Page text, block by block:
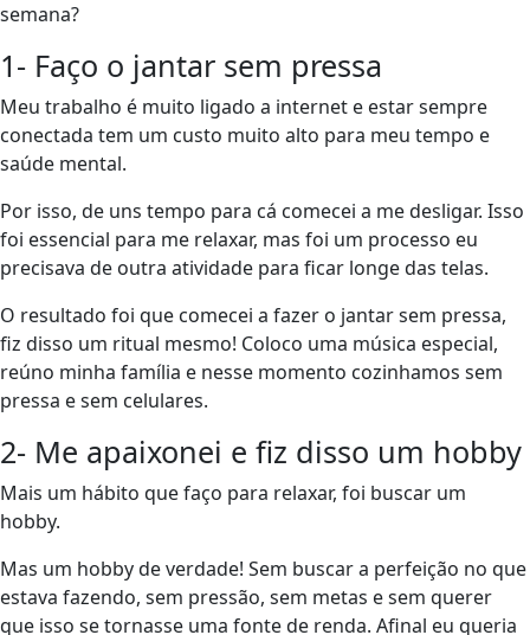
semana?
1- Faço o jantar sem pressa
Meu trabalho é muito ligado a internet e estar sempre
conectada tem um custo muito alto para meu tempo e
saúde mental.
Por isso, de uns tempo para cá comecei a me desligar. Isso
foi essencial para me relaxar, mas foi um processo eu
precisava de outra atividade para ficar longe das telas.
O resultado foi que comecei a fazer o jantar sem pressa,
fiz disso um ritual mesmo! Coloco uma música especial,
reúno minha família e nesse momento cozinhamos sem
pressa e sem celulares.
2- Me apaixonei e fiz disso um hobby
Mais um hábito que faço para relaxar, foi buscar um
hobby.
Mas um hobby de verdade! Sem buscar a perfeição no que
estava fazendo, sem pressão, sem metas e sem querer
que isso se tornasse uma fonte de renda. Afinal eu queria